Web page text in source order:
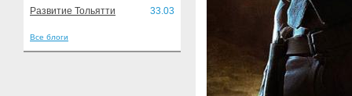
Развитие Тольятти 33.03
Все блоги